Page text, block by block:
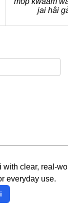
jai hâi
with clear, real-
everyday use.